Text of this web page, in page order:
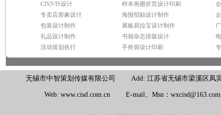
CIS|VIS设计
专卖店形象设计
包装设计制作
礼品设计制作
活动策划执行
样本画册折页设计印刷
海报招贴设计制作
展板易拉宝设计制作
书籍杂志排版设计
手拎袋设计印刷
无锡市中智策划传媒有限公司 Add: 江苏省无锡市梁溪区凤
Web: www.cisd.com.cn E-mail、Msn：